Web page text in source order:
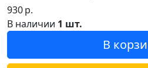
930р.
В наличии 1 шт.
В